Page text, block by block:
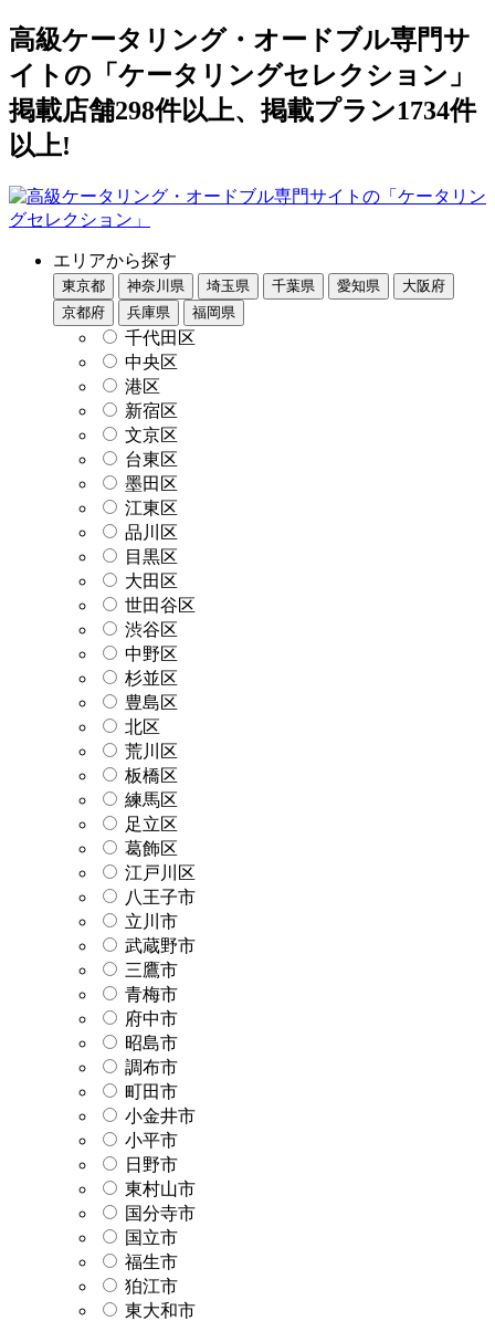
高級ケータリング・オードブル専門サ
イトの「ケータリングセレクション」
掲載店舗298件以上、掲載プラン1734件
以上!
エリアから探す
東京都 神奈川県 埼玉県 千葉県 愛知県
大阪府
京都府
兵庫県 福岡県
千代田区
中央区
港区
新宿区
文京区
台東区
墨田区
江東区
品川区
目黒区
大田区
世田谷区
渋谷区
中野区
杉並区
豊島区
北区
荒川区
板橋区
練馬区
足立区
葛飾区
江戸川区
八王子市
立川市
武蔵野市
三鷹市
青梅市
府中市
昭島市
調布市
町田市
小金井市
小平市
日野市
東村山市
国分寺市
国立市
福生市
狛江市
東大和市